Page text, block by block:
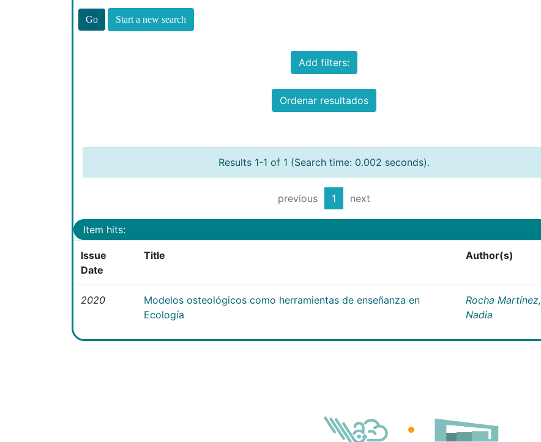
Start a new search
Add filters:
Ordenar resultados
Results 1-1 of 1 (Search time: 0.002 seconds).
previous 1 next
Item hits:
Issue
Date
Title Author(s)
2020
Modelos osteológicos como herramientas de enseñanza en
Ecología
Rocha Martínez,
Nadia